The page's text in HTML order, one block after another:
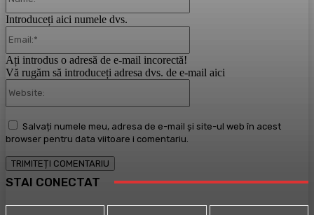
Introduceți aici numele dvs.
Ați introdus o adresă de e-mail incorectă!
Vă rugăm să introduceți adresa dvs. de e-mail aici
Salvați numele meu, adresa de e-mail și site-ul web în acest
browser pentru data viitoare i comentariu.
STAI CONECTAT